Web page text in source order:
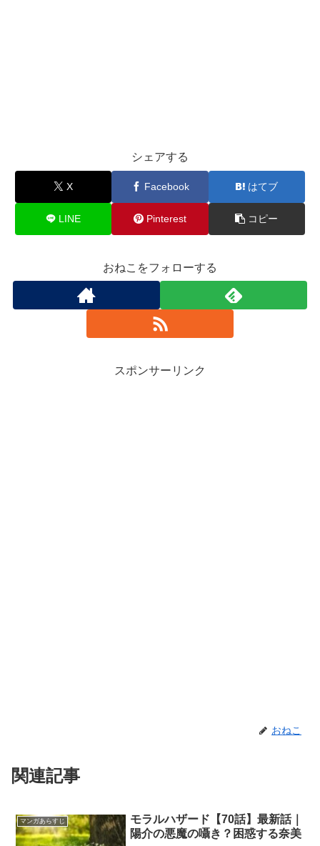
シェアする
X Facebook はてブ
LINE Pinterest コピー
おねこをフォローする
スポンサーリンク
おねこ
関連記事
マンガあらすじ
モラルハザード【70話】最新話｜
陽介の悪魔の囁き？困惑する奈美